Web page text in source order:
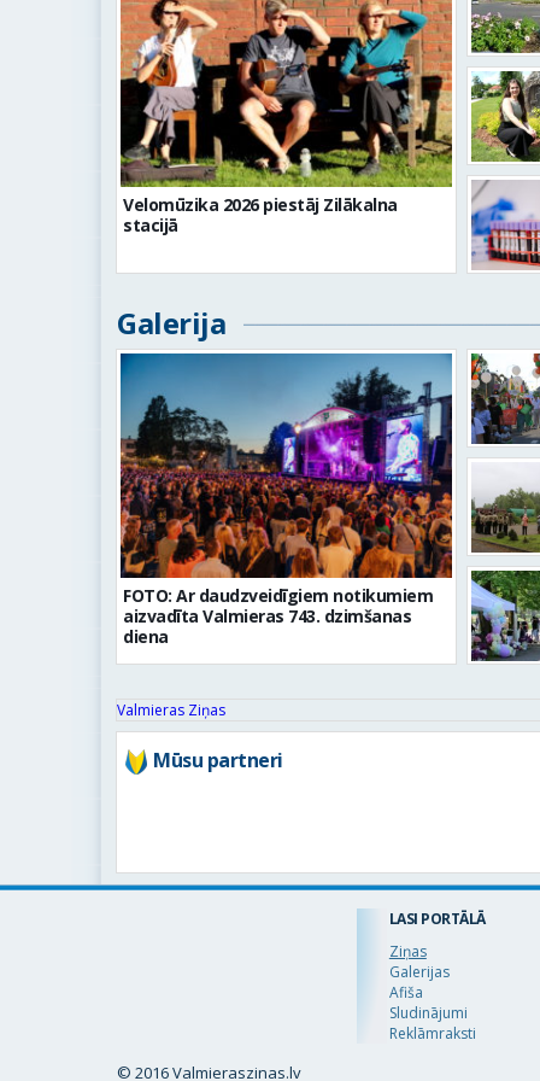
Velomūzika 2026 piestāj Zilākalna
stacijā
Galerija
FOTO: Ar daudzveidīgiem notikumiem
aizvadīta Valmieras 743. dzimšanas
diena
Valmieras Ziņas
Mūsu partneri
© 2016 Valmieraszinas.lv
LASI PORTĀLĀ
Ziņas
Galerijas
Afiša
Sludinājumi
Reklāmraksti